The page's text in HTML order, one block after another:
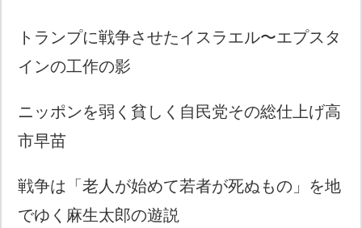
トランプに戦争させたイスラエル〜エプスタ
インの工作の影
ニッポンを弱く貧しく自民党その総仕上げ高
市早苗
戦争は「老人が始めて若者が死ぬもの」を地
でゆく麻生太郎の遊説